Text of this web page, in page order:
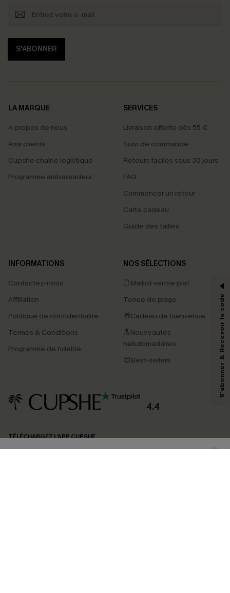
S'ABONNER
LA MARQUE
À propos de nous
Avis clients
Cupshe chaîne logistique
Programme ambassadeur
SERVICES
Livraison offerte dès 55 €
Suivi de commande
Retours faciles sous 30 jours
FAQ
Commencer un retour
Carte cadeau
Guide des tailles
INFORMATIONS
Contactez-nous
Affiliation
Politique de confidentialité
Termes & Conditions
Programme de fidélité
NOS SÉLECTIONS
🩱Maillot ventre plat
Tenue de plage
🎁Cadeau de bienvenue
🔝Nouveautés
hebdomadaires
😍Best-sellers
4.4
TÉLÉCHARGEZ L’APP CUPSHE
PROFITEZ DE -15%
-15% dès 2 Achetés par E-mail
*Un code par commande, valable une seule fois.
En soumettant votre adresse e-mail, vous acceptez de recevoir des e-mails
marketing (y compris du contenu généré par l'IA) de Cupshe et
reconnaissez avoir pris connaissance de nos
pouvons utiliser les données collectées sur notre site ainsi que des
produits susceptibles de vous intéresser, conformément à notre
Politique de
confidentialité
. Vous pouvez vous désabonner à tout moment.
S'abonner & Recevoir le code